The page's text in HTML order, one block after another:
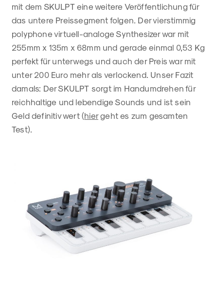
mit dem SKULPT eine weitere Veröffentlichung für
das untere Preissegment folgen. Der vierstimmig
polyphone virtuell-analoge Synthesizer war mit
255mm x 135m x 68mm und gerade einmal 0,53 Kg
perfekt für unterwegs und auch der Preis war mit
unter 200 Euro mehr als verlockend. Unser Fazit
damals: Der SKULPT sorgt im Handumdrehen für
reichhaltige und lebendige Sounds und ist sein
Geld definitiv wert (hiergeht es zum gesamten
Test).